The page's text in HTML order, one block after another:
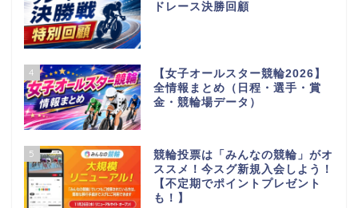
ドレース決勝回顧
4
【女子オールスター競輪2026】
全情報まとめ（日程・選手・賞
金・競輪場データ）
5
競輪投票は「みんなの競輪」がオ
ススメ！今スグ新規入会しよう！
【不定期でポイントプレゼント
も！】